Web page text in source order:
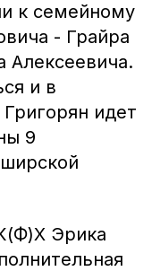
к семейному
- Грайра
Алексеевича.
и в
идет
9
Эрика